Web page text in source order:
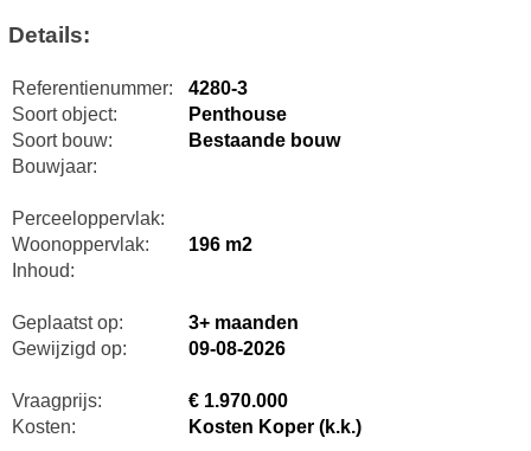
Details:
Referentienummer:
4280-3
Soort object:
Penthouse
Soort bouw:
Bestaande bouw
Bouwjaar:
Perceeloppervlak:
Woonoppervlak:
196 m2
Inhoud:
Geplaatst op:
3+ maanden
Gewijzigd op:
09-08-2026
Vraagprijs:
€ 1.970.000
Kosten:
Kosten Koper (k.k.)